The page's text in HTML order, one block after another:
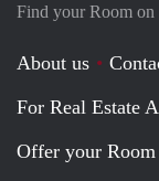
Find your Room on
About us
For Real Estate
Offer your